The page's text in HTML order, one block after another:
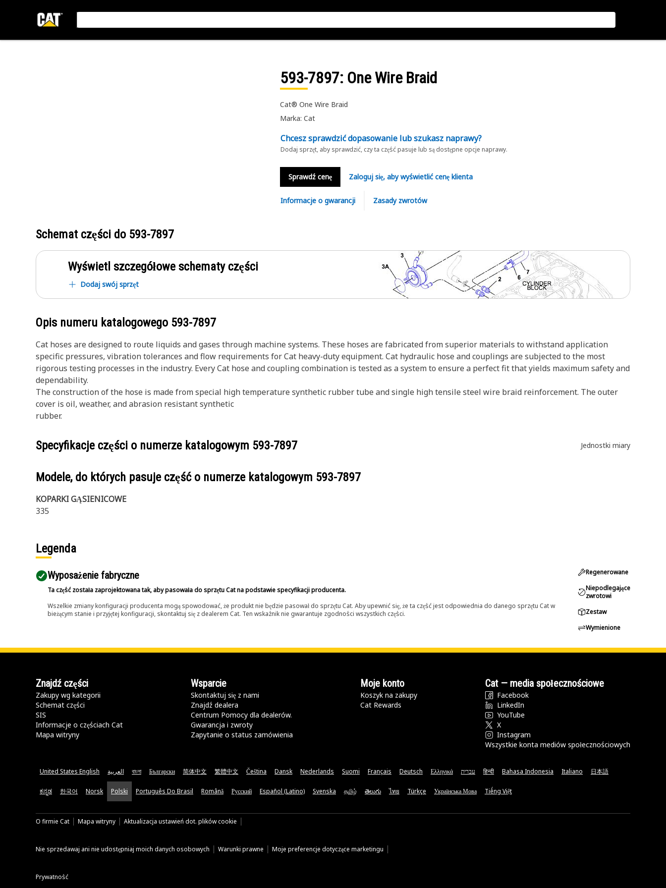
593-7897: One Wire Braid
Cat® One Wire Braid
Marka: Cat
Chcesz sprawdzić dopasowanie lub szukasz naprawy?
Dodaj sprzęt, aby sprawdzić, czy ta część pasuje lub są dostępne opcje naprawy.
Sprawdź cenę Zaloguj się, aby wyświetlić cenę klienta
Informacje o gwarancji Zasady zwrotów
Schemat części do 593-7897
Wyświetl szczegółowe schematy części
Dodaj swój sprzęt
Opis numeru katalogowego 593-7897
Cat hoses are designed to route liquids and gases through machine systems. These hoses are fabricated from superior materials to withstand application
specific pressures, vibration tolerances and flow requirements for Cat heavy-duty equipment. Cat hydraulic hose and couplings are subjected to the most
rigorous testing processes in the industry. Every Cat hose and coupling combination is tested as a system to ensure a perfect fit that yields maximum safety and
dependability.
The construction of the hose is made from special high temperature synthetic rubber tube and single high tensile steel wire braid reinforcement. The outer
cover is oil, weather, and abrasion resistant synthetic
rubber.
Specyfikacje części o numerze katalogowym 593-7897 Jednostki miary
Modele, do których pasuje część o numerze katalogowym 593-7897
KOPARKI GĄSIENICOWE
335
Legenda
Wyposażenie fabryczne
Ta część została zaprojektowana tak, aby pasowała do sprzętu Cat na podstawie specyfikacji producenta.
Wszelkie zmiany konfiguracji producenta mogą spowodować, że produkt nie będzie pasował do sprzętu Cat. Aby upewnić się, że ta część jest odpowiednia do danego sprzętu Cat w
bieżącym stanie i przyjętej konfiguracji, skontaktuj się z dealerem Cat. Ten wskaźnik nie gwarantuje zgodności wszystkich części.
Regenerowane
Niepodlegające
zwrotowi
Zestaw
Wymienione
Znajdź części
Zakupy wg kategorii
Schemat części
SIS
Informacje o częściach Cat
Mapa witryny
Wsparcie
Skontaktuj się z nami
Znajdź dealera
Centrum Pomocy dla dealerów.
Gwarancja i zwroty
Zapytanie o status zamówienia
Moje konto
Koszyk na zakupy
Cat Rewards
Cat — media społecznościowe
Facebook
LinkedIn
YouTube
X
Instagram
Wszystkie konta mediów społecznościowych
United States English العربية বাংলা Български 简体中文 繁體中文 Čeština Dansk Nederlands Suomi Français Deutsch Ελληνικά עברית हिन्दी Bahasa Indonesia Italiano 日本語
ಕನ್ನಡ 한국어 Norsk Polski Português Do Brasil Română Русский Español (Latino) Svenska தமிழ் తెలుగు ไทย Türkçe Українська Мова Tiếng Việt
O firmie Cat Mapa witryny Aktualizacja ustawień dot. plików cookie
Nie sprzedawaj ani nie udostępniaj moich danych osobowych Warunki prawne Moje preferencje dotyczące marketingu
Prywatność